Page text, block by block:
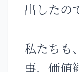
出したの
私たちも
事、価値